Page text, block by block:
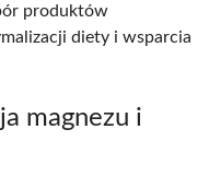
produktów
diety i wsparcia
magnezu i